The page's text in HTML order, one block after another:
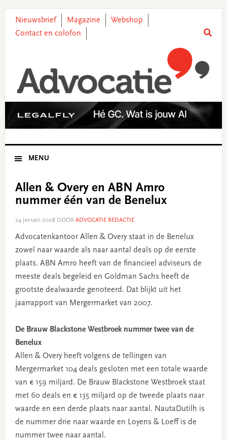
primary
main
primary
footer
Nieuwsbrief Magazine
Webshop
Contact en colofon
MENU
Allen & Overy en ABN Amro
nummer één van de Benelux
24 januari 2008DOOR ADVOCATIE REDACTIE
Advocatenkantoor Allen & Overy staat in de Benelux
zowel naar waarde als naar aantal deals op de eerste
plaats. ABN Amro heeft van de financieel adviseurs de
meeste deals begeleid en Goldman Sachs heeft de
grootste dealwaarde genoteerd. Dat blijkt uit het
jaarrapport van Mergermarket van 2007.
De Brauw Blackstone Westbroek nummer twee van de
Benelux
Allen & Overy heeft volgens de tellingen van
Mergermarket 104 deals gesloten met een totale waarde
van € 159 miljard. De Brauw Blackstone Westbroek staat
met 60 deals en € 135 miljard op de tweede plaats naar
waarde en een derde plaats naar aantal. NautaDutilh is
de nummer drie naar waarde en Loyens & Loeff is de
nummer twee naar aantal.